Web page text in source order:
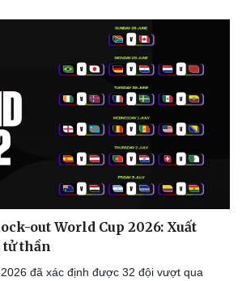
Công nghệ
Sành điệu
Tin Công nghệ
Trải nghiệm
Chuyển đổi số
out World Cup 2026: Xuất
thần
đã xác định được 32 đội vượt qua